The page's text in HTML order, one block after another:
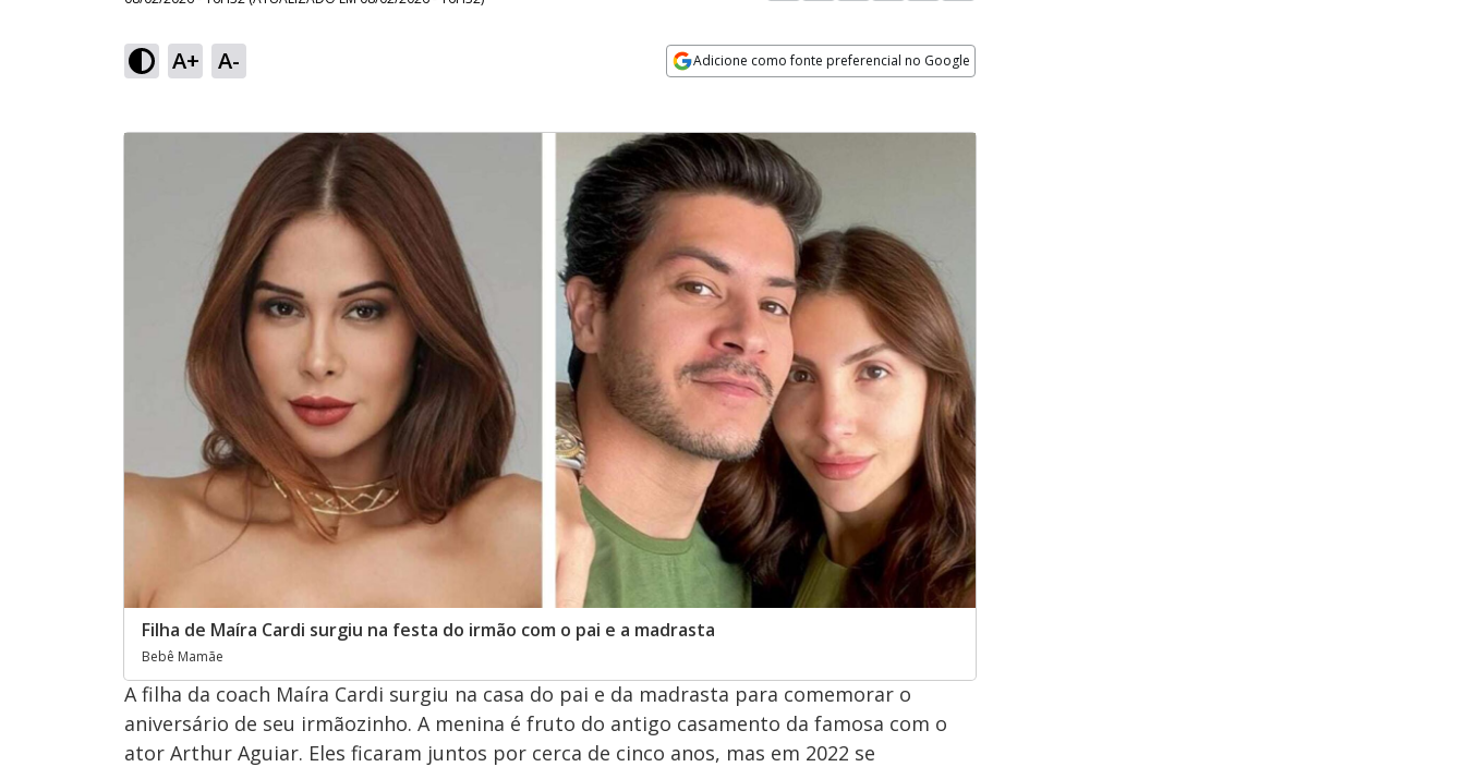
A+ A- Adicione como fonte preferencial no Google
Filha de Maíra Cardi surgiu na festa do irmão com o pai e a madrasta
Bebê Mamãe
A filha da coach Maíra Cardi surgiu na casa do pai e da madrasta para comemorar o
aniversário de seu irmãozinho. A menina é fruto do antigo casamento da famosa com o
ator Arthur Aguiar. Eles ficaram juntos por cerca de cinco anos, mas em 2022 se